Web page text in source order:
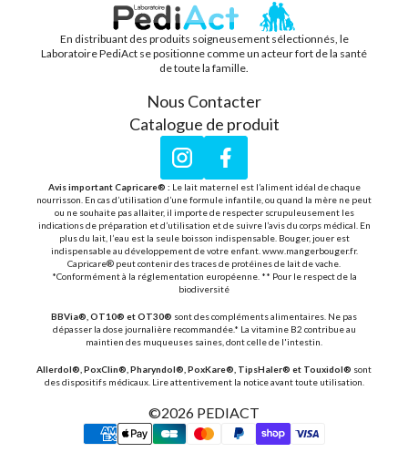
PEDIACT
En distribuant des produits soigneusement sélectionnés, le
Laboratoire PediAct se positionne comme un acteur fort de la santé
de toute la famille.
Nous Contacter
Catalogue de produit
InstagramFacebook
Avis important Capricare® : Le lait maternel est l’aliment idéal de chaque
nourrisson. En cas d’utilisation d’une formule infantile, ou quand la mère ne peut
ou ne souhaite pas allaiter, il importe de respecter scrupuleusement les
indications de préparation et d’utilisation et de suivre l’avis du corps médical. En
plus du lait, l’eau est la seule boisson indispensable. Bouger, jouer est
indispensable au développement de votre enfant. www.mangerbouger.fr.
Capricare® peut contenir des traces de protéines de lait de vache.
*Conformément à la réglementation européenne. ** Pour le respect de la
biodiversité
BBVia®, OT10® et OT30® sont des compléments alimentaires. Ne pas
dépasser la dose journalière recommandée.* La vitamine B2 contribue au
maintien des muqueuses saines, dont celle de l'intestin.
Allerdol®, PoxClin®, Pharyndol®, PoxKare®, TipsHaler® et Touxidol® sont
des dispositifs médicaux. Lire attentivement la notice avant toute utilisation.
©2026 PEDIACT